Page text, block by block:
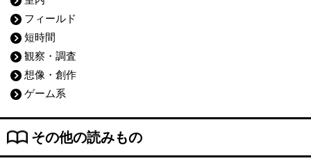
フィールド
短時間
観察・調査
想像・創作
ゲーム系
その他の読みもの